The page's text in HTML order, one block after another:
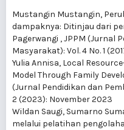
Mustangin Mustangin,
dampaknya: Ditinjau dari
Pagerwangi ,JPPM (Jurnal
Masyarakat): Vol. 4 No. 1
Yulia Annisa, Local
Model Through Family
(Jurnal Pendidikan dan
2 (2023): November 2023
Wildan Saugi, Sumarno
melalui pelatihan